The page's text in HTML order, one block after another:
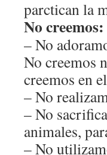
parctican la
No creemos:
– No
No creemos
creemos en
– No
– No
animales,
– No